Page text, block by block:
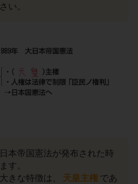
い。
本帝国憲法が発布された時
す。
きな特徴は、
天皇主権 であ